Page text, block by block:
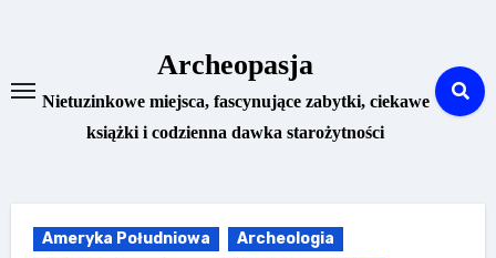
Archeopasja
Nietuzinkowe miejsca, fascynujące zabytki, ciekawe
książki i codzienna dawka starożytności
Ameryka Południowa
Archeologia